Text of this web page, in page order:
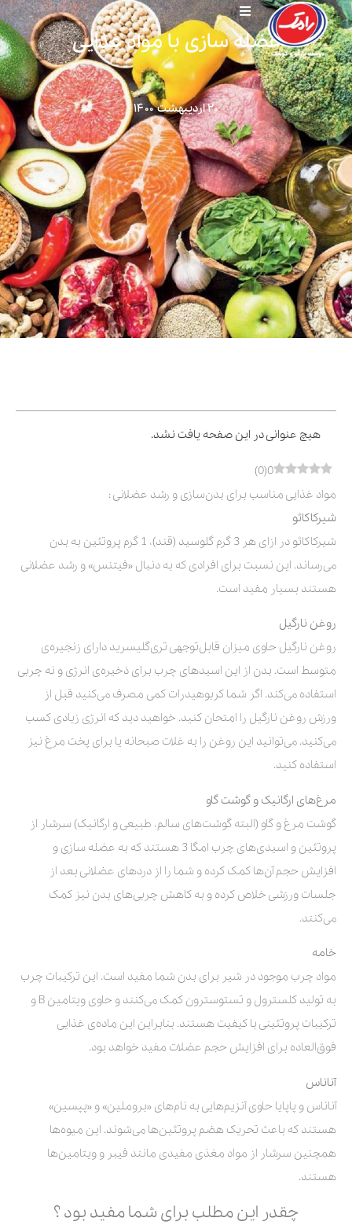
عضله سازی با مواد غذایی
۲۰ اردیبهشت ۱۴۰۰
هیچ عنوانی در این صفحه یافت نشد.
0
(
0
)
مواد غذایی مناسب برای بدن‌سازی و رشد عضلانی :
شیرکاکائو
شیرکاکائو در ازای هر 3 گرم گلوسید (قند)، 1 گرم پروتئین به بدن
می‌رساند. این نسبت برای افرادی که به دنبال «فیتنس» و رشد عضلانی
هستند بسیار مفید است.
روغن نارگیل
روغن نارگیل حاوی میزان قابل‌توجهی تری‌گلیسرید دارای زنجیره‌ی
متوسط است. بدن از این اسیدهای چرب برای ذخیره‌ی انرژی و نه چربی
استفاده می‌کند. اگر شما کربوهیدرات کمی مصرف می‌کنید قبل از
ورزش روغن نارگیل را امتحان کنید. خواهید دید که انرژی زیادی کسب
می‌کنید. می‌توانید این روغن را به غلات صبحانه یا برای پخت مرغ نیز
استفاده کنید.
مرغ‌های ارگانیک و گوشت گاو
گوشت مرغ و گاو (البته گوشت‌های سالم، طبیعی و ارگانیک) سرشار از
پروتئین و اسیدی‌های چرب امگا 3 هستند که به عضله سازی و
افزایش حجم آن‌ها کمک کرده و شما را از دردهای عضلانی بعد از
جلسات ورزشی خلاص کرده و به کاهش چربی‌های بدن نیز کمک
می‌کنند.
خامه
مواد چرب موجود در شیر برای بدن شما مفید است. این ترکیبات چرب
به تولید کلسترول و تستوسترون کمک می‌کنند و حاوی ویتامین B و
ترکیبات پروتئینی با کیفیت هستند. بنابراین این ماده‌ی غذایی
فوق‌العاده برای افزایش حجم عضلات مفید خواهد بود.
آناناس
آناناس و پاپایا حاوی آنزیم‌هایی به نام‌های «بروملین» و «پپسین»
هستند که باعث تحریک هضم پروتئین‌ها می‌شوند. این میوه‌ها
همچنین سرشار از مواد مغذی مفیدی مانند فیبر و ویتامین‌ها
هستند.
چقدر این مطلب برای شما مفید بود ؟